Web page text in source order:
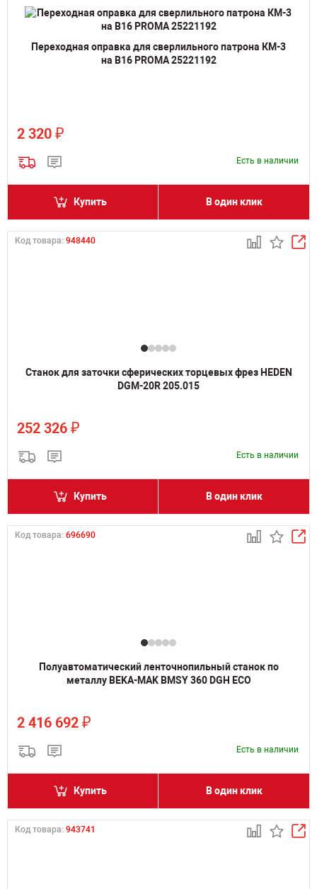
Переходная оправка для сверлильного патрона КМ-3
на B16 PROMA 25221192
2 320 ₽
Есть в наличии
Купить В один клик
Код товара: 948440
Станок для заточки сферических торцевых фрез HEDEN
DGM-20R 205.015
252 326 ₽
Есть в наличии
Купить В один клик
Код товара: 696690
Полуавтоматический ленточнопильный станок по
металлу BEKA-MAK BMSY 360 DGH ECO
2 416 692 ₽
Есть в наличии
Купить В один клик
Код товара: 943741